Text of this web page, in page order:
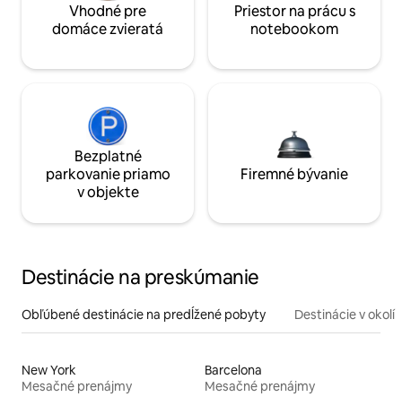
Vhodné pre
domáce zvieratá
Priestor na prácu s
notebookom
Bezplatné
parkovanie priamo
v objekte
Firemné bývanie
Destinácie na preskúmanie
Obľúbené destinácie na predĺžené pobyty Destinácie v okolí
New York
Mesačné prenájmy
Barcelona
Mesačné prenájmy